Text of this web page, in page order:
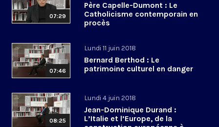
07:29
Père Capelle-Dumont : Le
Catholicisme contemporain en
procès
07:46
Lundi 11 juin 2018
Bernard Berthod : Le
patrimoine culturel en danger
08:25
Lundi 4 juin 2018
Jean-Dominique Durand :
L’Italie et l’Europe, de la